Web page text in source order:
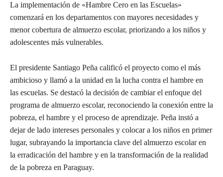
La implementación de «Hambre Cero en las Escuelas»
comenzará en los departamentos con mayores necesidades y
menor cobertura de almuerzo escolar, priorizando a los niños y
adolescentes más vulnerables.
El presidente Santiago Peña calificó el proyecto como el más
ambicioso y llamó a la unidad en la lucha contra el hambre en
las escuelas. Se destacó la decisión de cambiar el enfoque del
programa de almuerzo escolar, reconociendo la conexión entre la
pobreza, el hambre y el proceso de aprendizaje. Peña instó a
dejar de lado intereses personales y colocar a los niños en primer
lugar, subrayando la importancia clave del almuerzo escolar en
la erradicación del hambre y en la transformación de la realidad
de la pobreza en Paraguay.